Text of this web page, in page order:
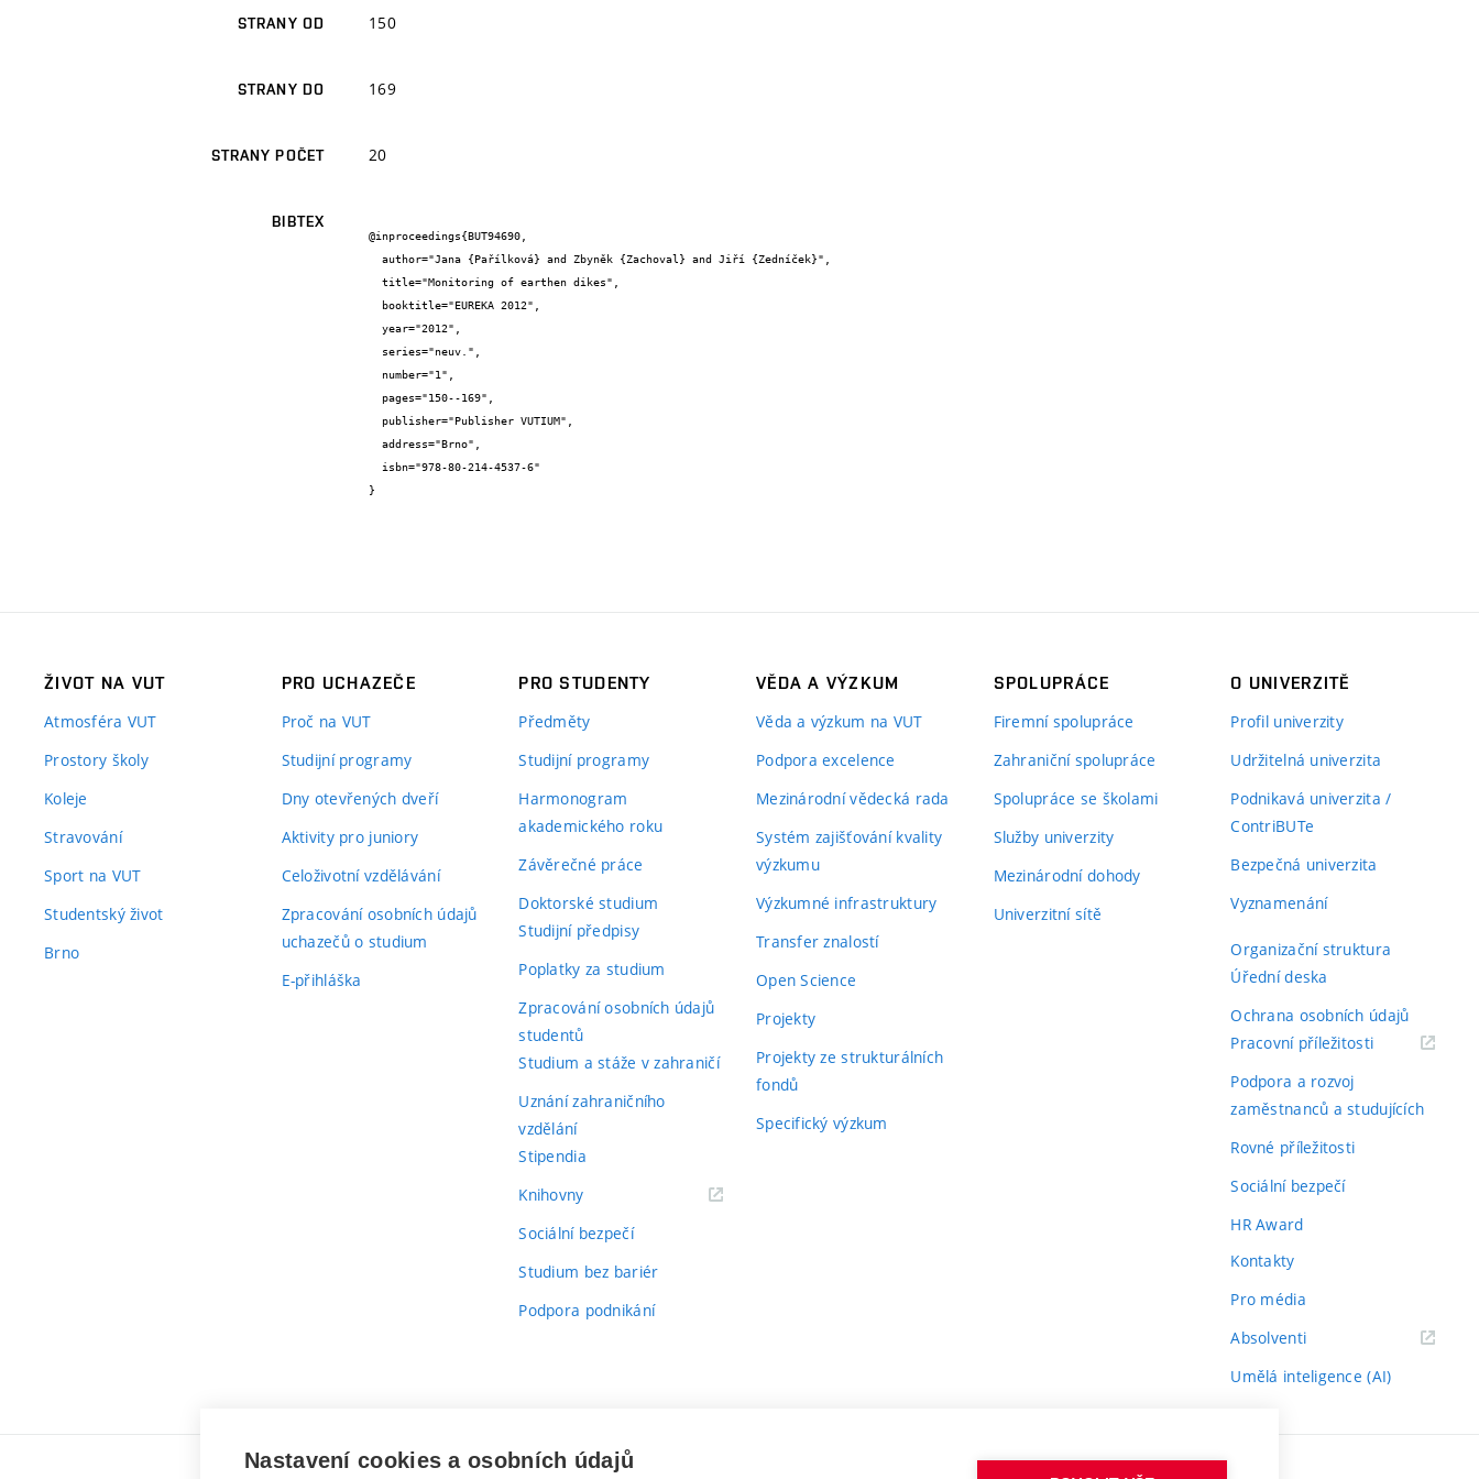
STRANY OD 150
STRANY DO 169
STRANY POČET 20
BIBTEX
@inproceedings{BUT94690,
}
ŽIVOT NA VUT
Atmosféra VUT
Prostory školy
Koleje
Stravování
Sport na VUT
Studentský život
Brno
PRO UCHAZEČE
Proč na VUT
Studijní programy
Dny otevřených dveří
Aktivity pro juniory
Celoživotní vzdělávání
Zpracování osobních údajů
uchazečů o studium
E-přihláška
PRO STUDENTY
Předměty
Studijní programy
Harmonogram
akademického roku
Závěrečné práce
Doktorské studium
Studijní předpisy
Poplatky za studium
Zpracování osobních údajů
studentů
Studium a stáže v zahraničí
Uznání zahraničního
vzdělání
Stipendia
Knihovny(externí
Sociální bezpečí
Studium bez bariér
Podpora podnikání
VĚDA A VÝZKUM
Věda a výzkum na VUT
Podpora excelence
Mezinárodní vědecká rada
Systém zajišťování kvality
výzkumu
Výzkumné infrastruktury
Transfer znalostí
Open Science
Projekty
Projekty ze strukturálních
fondů
Specifický výzkum
SPOLUPRÁCE
Firemní spolupráce
Zahraniční spolupráce
Spolupráce se školami
Služby univerzity
Mezinárodní dohody
Univerzitní sítě
O UNIVERZITĚ
Profil univerzity
Udržitelná univerzita
Podnikavá univerzita /
ContriBUTe
Bezpečná univerzita
Vyznamenání
Organizační struktura
Úřední deska
Ochrana osobních údajů
Pracovní příležitosti(externí
Podpora a rozvoj
zaměstnanců a studujících
Rovné příležitosti
Sociální bezpečí
HR Award
Kontakty
Pro média
Absolventi(externí
Umělá inteligence (AI)
Nastavení cookies a osobních údajů